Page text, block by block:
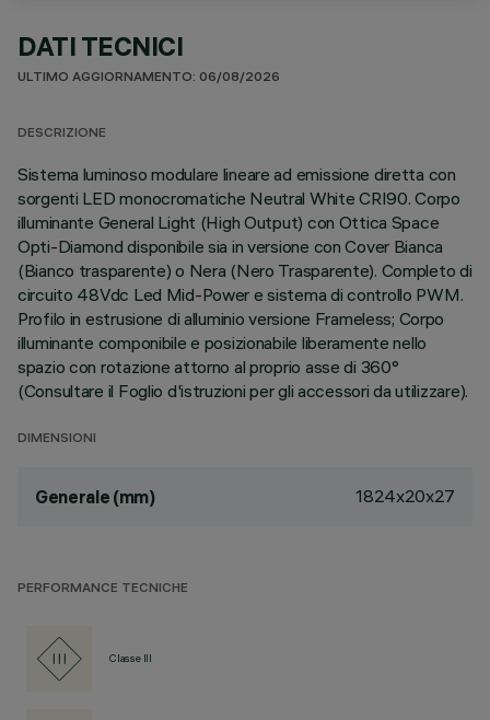
DATI TECNICI
ULTIMO AGGIORNAMENTO: 06/08/2026
DESCRIZIONE
Sistema luminoso modulare lineare ad emissione diretta con
sorgenti LED monocromatiche Neutral White CRI90. Corpo
illuminante General Light (High Output) con Ottica Space
Opti-Diamond disponibile sia in versione con Cover Bianca
(Bianco trasparente) o Nera (Nero Trasparente). Completo di
circuito 48Vdc Led Mid-Power e sistema di controllo PWM.
Profilo in estrusione di alluminio versione Frameless; Corpo
illuminante componibile e posizionabile liberamente nello
spazio con rotazione attorno al proprio asse di 360°
(Consultare il Foglio d'istruzioni per gli accessori da utilizzare).
DIMENSIONI
Generale (mm) 1824x20x27
PERFORMANCE TECNICHE
Classe III